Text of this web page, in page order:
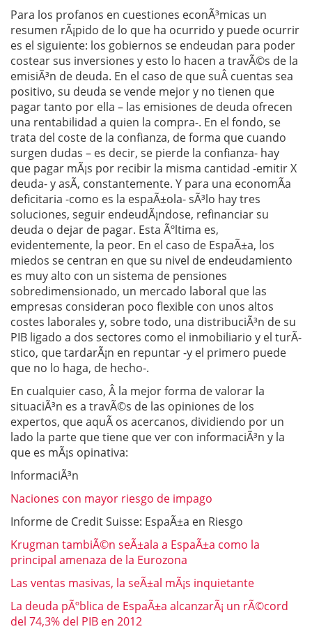
Para los profanos en cuestiones econÃ³micas un
resumen rÃ¡pido de lo que ha ocurrido y puede ocurrir
es el siguiente: los gobiernos se endeudan para poder
costear sus inversiones y esto lo hacen a travÃ©s de la
emisiÃ³n de deuda. En el caso de que suÂ cuentas sea
positivo, su deuda se vende mejor y no tienen que
pagar tanto por ella – las emisiones de deuda ofrecen
una rentabilidad a quien la compra-. En el fondo, se
trata del coste de la confianza, de forma que cuando
surgen dudas – es decir, se pierde la confianza- hay
que pagar mÃ¡s por recibir la misma cantidad -emitir X
deuda- y asÃ­, constantemente. Y para una economÃ­a
deficitaria -como es la espaÃ±ola- sÃ³lo hay tres
soluciones, seguir endeudÃ¡ndose, refinanciar su
deuda o dejar de pagar. Esta Ãºltima es,
evidentemente, la peor. En el caso de EspaÃ±a, los
miedos se centran en que su nivel de endeudamiento
es muy alto con un sistema de pensiones
sobredimensionado, un mercado laboral que las
empresas consideran poco flexible con unos altos
costes laborales y, sobre todo, una distribuciÃ³n de su
PIB ligado a dos sectores como el inmobiliario y el turÃ­
stico, que tardarÃ¡n en repuntar -y el primero puede
que no lo haga, de hecho-.
En cualquier caso, Â la mejor forma de valorar la
situaciÃ³n es a travÃ©s de las opiniones de los
expertos, que aquÃ­ os acercanos, dividiendo por un
lado la parte que tiene que ver con informaciÃ³n y la
que es mÃ¡s opinativa:
InformaciÃ³n
Naciones con mayor riesgo de impago
Informe de Credit Suisse: EspaÃ±a en Riesgo
Krugman tambiÃ©n seÃ±ala a EspaÃ±a como la
principal amenaza de la Eurozona
Las ventas masivas, la seÃ±al mÃ¡s inquietante
La deuda pÃºblica de EspaÃ±a alcanzarÃ¡ un rÃ©cord
del 74,3% del PIB en 2012